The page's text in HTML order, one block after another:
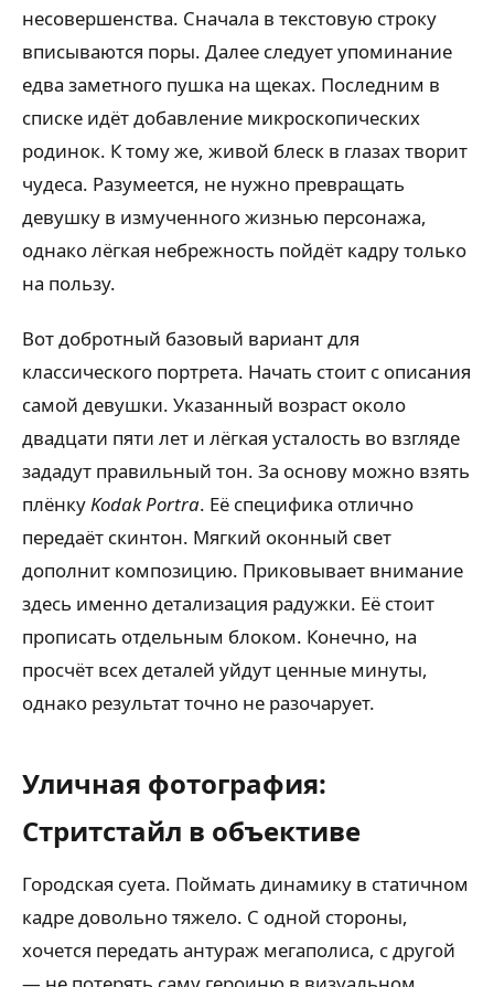
несовершенства. Сначала в текстовую строку
вписываются поры. Далее следует упоминание
едва заметного пушка на щеках. Последним в
списке идёт добавление микроскопических
родинок. К тому же, живой блеск в глазах творит
чудеса. Разумеется, не нужно превращать
девушку в измученного жизнью персонажа,
однако лёгкая небрежность пойдёт кадру только
на пользу.
Вот добротный базовый вариант для
классического портрета. Начать стоит с описания
самой девушки. Указанный возраст около
двадцати пяти лет и лёгкая усталость во взгляде
зададут правильный тон. За основу можно взять
плёнкуKodak Portra. Её специфика отлично
передаёт скинтон. Мягкий оконный свет
дополнит композицию. Приковывает внимание
здесь именно детализация радужки. Её стоит
прописать отдельным блоком. Конечно, на
просчёт всех деталей уйдут ценные минуты,
однако результат точно не разочарует.
Уличная фотография:
Стритстайл в объективе
Городская суета. Поймать динамику в статичном
кадре довольно тяжело. С одной стороны,
хочется передать антураж мегаполиса, с другой